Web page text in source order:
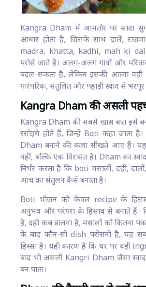
Kangra Dham में आमतौर पर सादा
आधार होता है, जिसके साथ दालें,
madra, khatta, kadhi, mah ki
परोसे जाते हैं। अलग-अलग गांवों और
बदल सकता है, लेकिन इसकी आत्मा वही
पारंपरिक, संतुलित और पहाड़ी स्वाद से भरपूर।
Kangra Dham की असली
Kangra Dham की सबसे खास बात इसे
रसोइये होते हैं, जिन्हें Boti कहा जाता
Dham बनाने की कला सीखते आए हैं।
नहीं, बल्कि एक विरासत है। Dham का
निर्भर करता है कि boti मसालों, दही,
आंच का संतुलन कैसे बनाता है।
Boti भोजन को केवल recipe के
अनुभव और परंपरा के हिसाब से बनाते हैं।
है, दही कब डालना है, मसालों को कितना
के बाद कौन-सी dish परोसनी है, यह
हिस्सा है। यही कारण है कि घर पर वही
बाद भी असली Kangri Dham जैसा
बन पाता।